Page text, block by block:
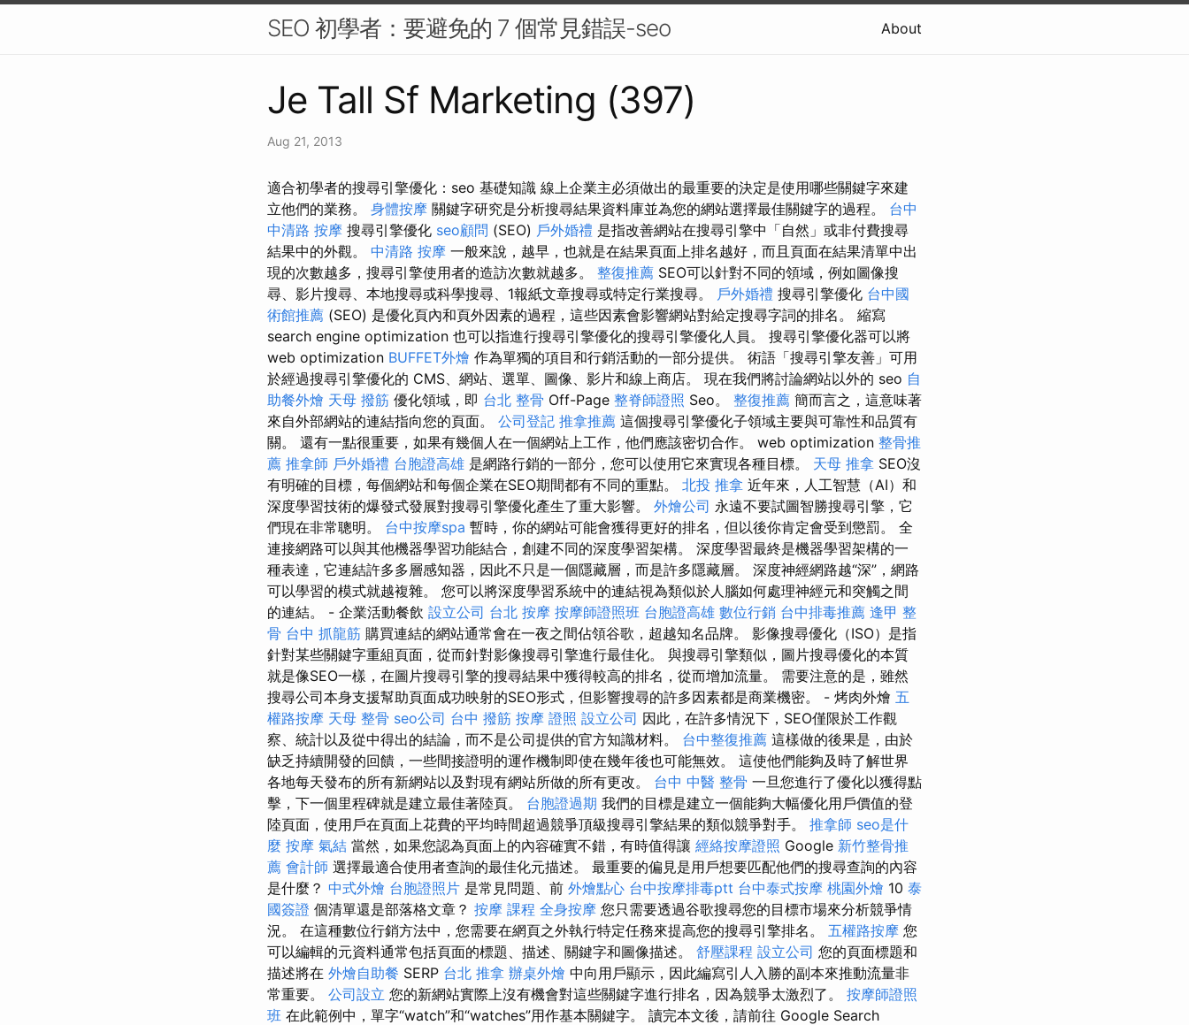
SEO 初學者：要避免的 7 個常見錯誤-seo About
Je Tall Sf Marketing (397)
Aug 21, 2013
適合初學者的搜尋引擎優化：seo 基礎知識 線上企業主必須做出的最重要的決定是使用哪些關鍵字來建
立他們的業務。 身體按摩 關鍵字研究是分析搜尋結果資料庫並為您的網站選擇最佳關鍵字的過程。 台中
中清路 按摩 搜尋引擎優化 seo顧問 (SEO) 戶外婚禮 是指改善網站在搜尋引擎中「自然」或非付費搜尋
結果中的外觀。 中清路 按摩 一般來說，越早，也就是在結果頁面上排名越好，而且頁面在結果清單中出
現的次數越多，搜尋引擎使用者的造訪次數就越多。 整復推薦 SEO可以針對不同的領域，例如圖像搜
尋、影片搜尋、本地搜尋或科學搜尋、1報紙文章搜尋或特定行業搜尋。 戶外婚禮 搜尋引擎優化 台中國
術館推薦 (SEO) 是優化頁內和頁外因素的過程，這些因素會影響網站對給定搜尋字詞的排名。 縮寫
search engine optimization 也可以指進行搜尋引擎優化的搜尋引擎優化人員。 搜尋引擎優化器可以將
web optimization BUFFET外燴 作為單獨的項目和行銷活動的一部分提供。 術語「搜尋引擎友善」可用
於經過搜尋引擎優化的 CMS、網站、選單、圖像、影片和線上商店。 現在我們將討論網站以外的 seo 自
助餐外燴 天母 撥筋 優化領域，即 台北 整骨 Off-Page 整脊師證照 Seo。 整復推薦 簡而言之，這意味著
來自外部網站的連結指向您的頁面。 公司登記 推拿推薦 這個搜尋引擎優化子領域主要與可靠性和品質有
關。 還有一點很重要，如果有幾個人在一個網站上工作，他們應該密切合作。 web optimization 整骨推
薦 推拿師 戶外婚禮 台胞證高雄 是網路行銷的一部分，您可以使用它來實現各種目標。 天母 推拿 SEO沒
有明確的目標，每個網站和每個企業在SEO期間都有不同的重點。 北投 推拿 近年來，人工智慧（AI）和
深度學習技術的爆發式發展對搜尋引擎優化產生了重大影響。 外燴公司 永遠不要試圖智勝搜尋引擎，它
們現在非常聰明。 台中按摩spa 暫時，你的網站可能會獲得更好的排名，但以後你肯定會受到懲罰。 全
連接網路可以與其他機器學習功能結合，創建不同的深度學習架構。 深度學習最終是機器學習架構的一
種表達，它連結許多多層感知器，因此不只是一個隱藏層，而是許多隱藏層。 深度神經網路越“深”，網路
可以學習的模式就越複雜。 您可以將深度學習系統中的連結視為類似於人腦如何處理神經元和突觸之間
的連結。 - 企業活動餐飲 設立公司 台北 按摩 按摩師證照班 台胞證高雄 數位行銷 台中排毒推薦 逢甲 整
骨 台中 抓龍筋 購買連結的網站通常會在一夜之間佔領谷歌，超越知名品牌。 影像搜尋優化（ISO）是指
針對某些關鍵字重組頁面，從而針對影像搜尋引擎進行最佳化。 與搜尋引擎類似，圖片搜尋優化的本質
就是像SEO一樣，在圖片搜尋引擎的搜尋結果中獲得較高的排名，從而增加流量。 需要注意的是，雖然
搜尋公司本身支援幫助頁面成功映射的SEO形式，但影響搜尋的許多因素都是商業機密。 - 烤肉外燴 五
權路按摩 天母 整骨 seo公司 台中 撥筋 按摩 證照 設立公司 因此，在許多情況下，SEO僅限於工作觀
察、統計以及從中得出的結論，而不是公司提供的官方知識材料。 台中整復推薦 這樣做的後果是，由於
缺乏持續開發的回饋，一些間接證明的運作機制即使在幾年後也可能無效。 這使他們能夠及時了解世界
各地每天發布的所有新網站以及對現有網站所做的所有更改。 台中 中醫 整骨 一旦您進行了優化以獲得點
擊，下一個里程碑就是建立最佳著陸頁。 台胞證過期 我們的目標是建立一個能夠大幅優化用戶價值的登
陸頁面，使用戶在頁面上花費的平均時間超過競爭頂級搜尋引擎結果的類似競爭對手。 推拿師 seo是什
麼 按摩 氣結 當然，如果您認為頁面上的內容確實不錯，有時值得讓 經絡按摩證照 Google 新竹整骨推
薦 會計師 選擇最適合使用者查詢的最佳化元描述。 最重要的偏見是用戶想要匹配他們的搜尋查詢的內容
是什麼？ 中式外燴 台胞證照片 是常見問題、前 外燴點心 台中按摩排毒ptt 台中泰式按摩 桃園外燴 10 泰
國簽證 個清單還是部落格文章？ 按摩 課程 全身按摩 您只需要透過谷歌搜尋您的目標市場來分析競爭情
況。 在這種數位行銷方法中，您需要在網頁之外執行特定任務來提高您的搜尋引擎排名。 五權路按摩 您
可以編輯的元資料通常包括頁面的標題、描述、關鍵字和圖像描述。 舒壓課程 設立公司 您的頁面標題和
描述將在 外燴自助餐 SERP 台北 推拿 辦桌外燴 中向用戶顯示，因此編寫引人入勝的副本來推動流量非
常重要。 公司設立 您的新網站實際上沒有機會對這些關鍵字進行排名，因為競爭太激烈了。 按摩師證照
班 在此範例中，單字“watch”和“watches”用作基本關鍵字。 讀完本文後，請前往 Google Search